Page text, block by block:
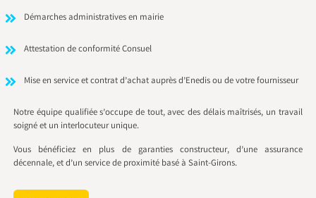
Démarches administratives en mairie
Attestation de conformité Consuel
Mise en service et contrat d’achat auprès d’Enedis ou de votre fournisseur
Notre équipe qualifiée s’occupe de tout, avec des délais maîtrisés, un travail
soigné et un interlocuteur unique.
Vous bénéficiez en plus de garanties constructeur, d’une assurance
décennale, et d’un service de proximité basé à Saint-Girons.